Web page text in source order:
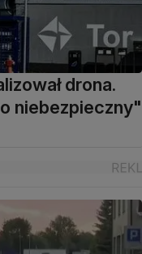
drona.
niebezpieczny"